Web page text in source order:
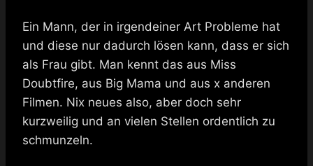
Ein Mann, der in irgendeiner Art Probleme hat
und diese nur dadurch lösen kann, dass er sich
als Frau gibt. Man kennt das aus Miss
Doubtfire, aus Big Mama und aus x anderen
Filmen. Nix neues also, aber doch sehr
kurzweilig und an vielen Stellen ordentlich zu
schmunzeln.